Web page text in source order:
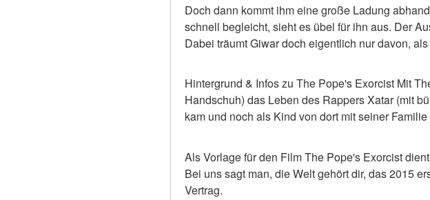
Doch dann kommt ihm eine große Ladung
schnell begleicht, sieht es übel für ihn aus. Der
Dabei träumt Giwar doch eigentlich nur davon,
Hintergrund & Infos zu The Pope's Exorcist Mit
Handschuh) das Leben des Rappers Xatar (mit
kam und noch als Kind von dort mit seiner
Als Vorlage für den Film The Pope's Exorcist
Bei uns sagt man, die Welt gehört dir, das 2015
Vertrag.